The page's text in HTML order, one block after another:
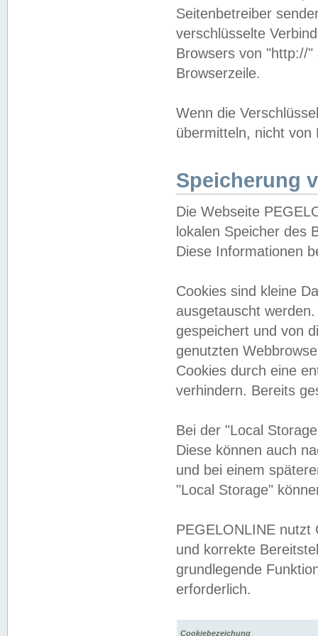
Seitenbetreiber
verschlüsselte
Browsers von "http://
Browserzeile.
Wenn die
übermitteln, nicht von
Speicherung
Die Webseite
lokalen Speicher des
Diese Informationen
Cookies sind kleine
ausgetauscht
gespeichert und von
genutzten
Cookies durch eine
verhindern. Bereits
Bei der "Local
Diese können auch
und bei einem
"Local Storage"
PEGELONLINE nutzt
und korrekte
grundlegende
erforderlich.
Cookiebezeichung